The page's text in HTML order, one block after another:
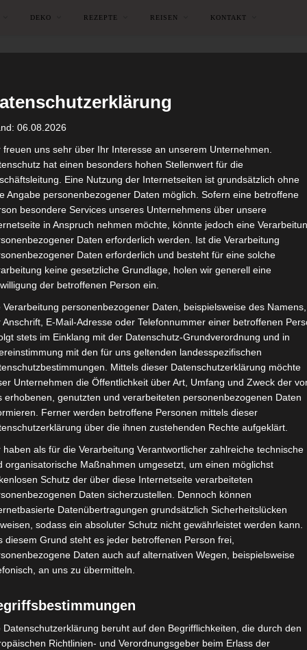
DEKO REZEPTE REISEN KONTAKT
DEKO DESIGN REISEN WOCHENENDTRIP
Teil 3 – The Kitchen
Hallo meine Lieben,
die Küche ist das Herz des Hauses.
gebacken, sich ausgetauscht und so manche
ist doch immer die Küche oder der Esstisch an dem gegessen
und deshalb ist es auch wichtig, dass dieser Raum
habe ich Euch bereits das Einrichtungsgeschäft Artilleriet
sich „The Kitchen„, welcher ebenfalls von Artilleriet
Küchenhelfer, wunderschöne Küchenaccessoires,
Der Leitspruch von „The Kitchen“ lautet:
06.08.2026
freuen uns sehr über Ihr Interesse an unserem Unternehmen.
hat einen besonders hohen Stellenwert für die
Eine Nutzung der Internetseiten ist grundsätzlich ohne
Angabe personenbezogener Daten möglich. Sofern eine betroffene
besondere Services unseres Unternehmens über unsere
in Anspruch nehmen möchte, könnte jedoch eine
Daten erforderlich werden. Ist die Verarbeitung
Daten erforderlich und besteht für eine solche
keine gesetzliche Grundlage, holen wir generell eine
der betroffenen Person ein.
Verarbeitung personenbezogener Daten, beispielsweise des Namens,
Anschrift, E-Mail-Adresse oder Telefonnummer einer betroffenen
stets im Einklang mit der Datenschutz-Grundverordnung und in
mit den für uns geltenden landesspezifischen
Mittels dieser Datenschutzerklärung möchte
Unternehmen die Öffentlichkeit über Art, Umfang und Zweck der
erhobenen, genutzten und verarbeiteten personenbezogenen Daten
Ferner werden betroffene Personen mittels dieser
über die ihnen zustehenden Rechte aufgeklärt.
haben als für die Verarbeitung Verantwortlicher zahlreiche technische
organisatorische Maßnahmen umgesetzt, um einen möglichst
Schutz der über diese Internetseite verarbeiteten
Daten sicherzustellen. Dennoch können
Datenübertragungen grundsätzlich Sicherheitslücken
sodass ein absoluter Schutz nicht gewährleistet werden kann.
diesem Grund steht es jeder betroffenen Person frei,
Daten auch auf alternativen Wegen, beispielsweise
an uns zu übermitteln.
Datenschutzerklärung beruht auf den Begrifflichkeiten, die durch den
Richtlinien- und Verordnungsgeber beim Erlass der